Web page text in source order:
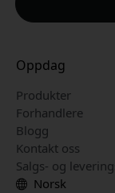
Oppdag
Produkter
Forhandlere
Blogg
Kontakt oss
Salgs- og
Norsk